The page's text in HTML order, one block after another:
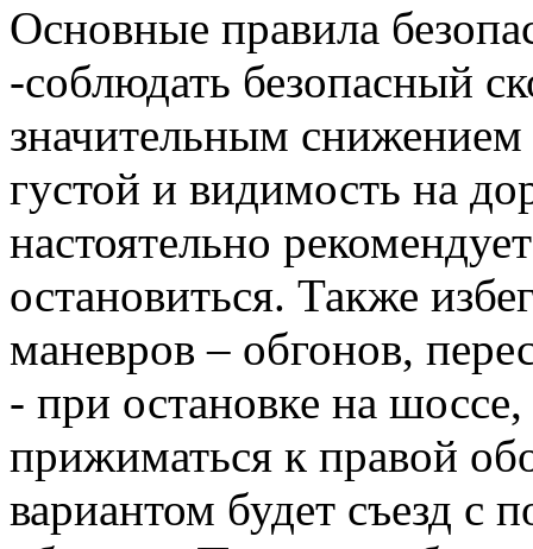
Основные правила
-соблюдать безопасный
значительным
густой и видимость на
настоятельно
остановиться. Также
маневров – обгонов,
- при остановке на
прижиматься к правой
вариантом будет съезд с